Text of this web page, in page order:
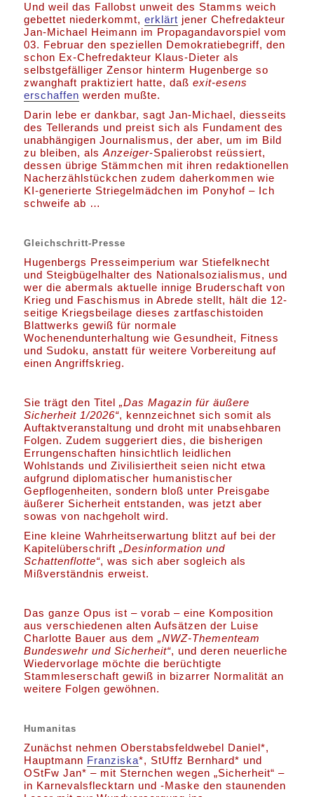
Und weil das Fallobst unweit des Stamms weich
gebettet niederkommt,erklärt jener Chefredakteur
Jan-Michael Heimann im Propagandavorspiel vom
03. Februar den speziellen Demokratiebegriff, den
schon Ex-Chefredakteur Klaus-Dieter als
selbstgefälliger Zensor hinterm Hugenberge so
zwanghaft praktiziert hatte, daßexit-esens
erschaffen werden mußte.
Darin lebe er dankbar, sagt Jan-Michael, diesseits
des Tellerands und preist sich als Fundament des
unabhängigen Journalismus, der aber, um im Bild
zu bleiben, alsAnzeiger-Spalierobst reüssiert,
dessen übrige Stämmchen mit ihren redaktionellen
Nacherzählstückchen zudem daherkommen wie
KI-generierte Striegelmädchen im Ponyhof – Ich
schweife ab …
Gleichschritt-Presse
Hugenbergs Presseimperium war Stiefelknecht
und Steigbügelhalter des Nationalsozialismus, und
wer die abermals aktuelle innige Bruderschaft von
Krieg und Faschismus in Abrede stellt, hält die 12-
seitige Kriegsbeilage dieses zartfaschistoiden
Blattwerks gewiß für normale
Wochenendunterhaltung wie Gesundheit, Fitness
und Sudoku, anstatt für weitere Vorbereitung auf
einen Angriffskrieg.
Sie trägt den Titel„Das Magazin für äußere
Sicherheit 1/2026“, kennzeichnet sich somit als
Auftaktveranstaltung und droht mit unabsehbaren
Folgen. Zudem suggeriert dies, die bisherigen
Errungenschaften hinsichtlich leidlichen
Wohlstands und Zivilisiertheit seien nicht etwa
aufgrund diplomatischer humanistischer
Gepflogenheiten, sondern bloß unter Preisgabe
äußerer Sicherheit entstanden, was jetzt aber
sowas von nachgeholt wird.
Eine kleine Wahrheitserwartung blitzt auf bei der
Kapitelüberschrift„Desinformation und
Schattenflotte“, was sich aber sogleich als
Mißverständnis erweist.
Das ganze Opus ist – vorab – eine Komposition
aus verschiedenen alten Aufsätzen der Luise
Charlotte Bauer aus dem„NWZ-Thementeam
Bundeswehr und Sicherheit“, und deren neuerliche
Wiedervorlage möchte die berüchtigte
Stammleserschaft gewiß in bizarrer Normalität an
weitere Folgen gewöhnen.
Humanitas
Zunächst nehmen Oberstabsfeldwebel Daniel*,
Hauptmann Franziska*, StUffz Bernhard* und
OStFw Jan* – mit Sternchen wegen „Sicherheit“ –
in Karnevalsflecktarn und -Maske den staunenden